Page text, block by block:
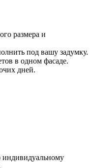
размера и
под вашу задумку.
в одном фасаде.
дней.
индивидуальному